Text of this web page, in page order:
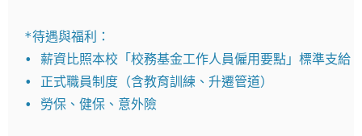
*待遇與福利：
• 薪資比照本校「校務基金工作人員僱用要點」標準支給
• 正式職員制度（含教育訓練、升遷管道）
• 勞保、健保、意外險